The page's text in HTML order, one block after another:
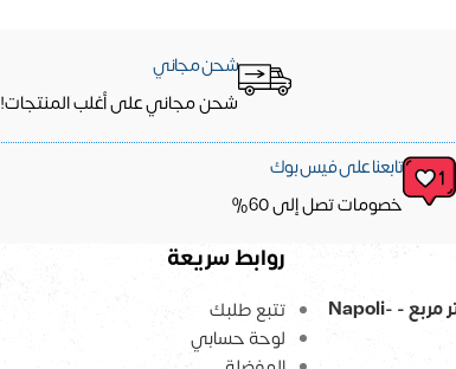
شحن مجاني
شحن مجاني على أغلب المنتجات!
تابعنا على فيس بوك
خصومات تصل إلى 60%
ورق حائط 5 متر مربع - Napoli-
روابط سريعة
تتبع طلبك
لوحة حسابي